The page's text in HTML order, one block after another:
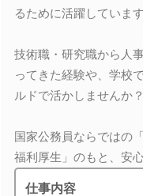
るために活躍しています
技術職・研究職から人
ってきた経験や、学校
ルドで活かしませんか？
国家公務員ならではの
福利厚生」のもと、安
仕事内容